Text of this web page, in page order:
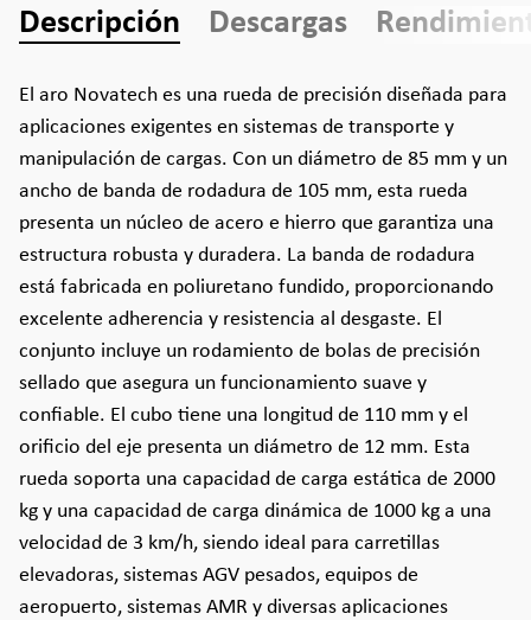
Descripción Descargas
El aro Novatech es una rueda de precisión diseñada para
aplicaciones exigentes en sistemas de transporte y
manipulación de cargas. Con un diámetro de 85 mm y un
ancho de banda de rodadura de 105 mm, esta rueda
presenta un núcleo de acero e hierro que garantiza una
estructura robusta y duradera. La banda de rodadura
está fabricada en poliuretano fundido, proporcionando
excelente adherencia y resistencia al desgaste. El
conjunto incluye un rodamiento de bolas de precisión
sellado que asegura un funcionamiento suave y
confiable. El cubo tiene una longitud de 110 mm y el
orificio del eje presenta un diámetro de 12 mm. Esta
rueda soporta una capacidad de carga estática de 2000
kg y una capacidad de carga dinámica de 1000 kg a una
velocidad de 3 km/h, siendo ideal para carretillas
elevadoras, sistemas AGV pesados, equipos de
aeropuerto, sistemas AMR y diversas aplicaciones